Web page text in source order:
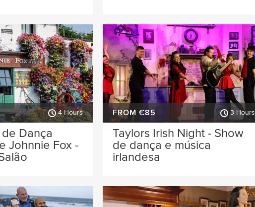
4 Hours
Dança
Johnnie Fox -
FROM €85 3 Hours
Taylors Irish Night - Show
de dança e música
irlandesa